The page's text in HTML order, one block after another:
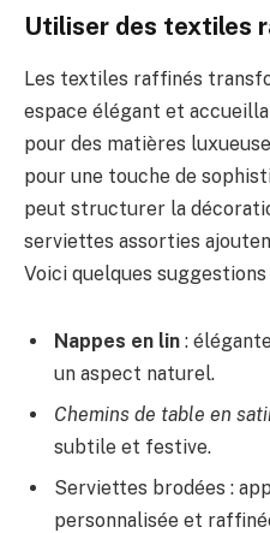
Utiliser des textiles
Les textiles raffinés
espace élégant et
pour des matières
pour une touche de
peut structurer la
serviettes assorties
Voici quelques
Nappes en lin :
un aspect naturel.
Chemins de table en
subtile et festive.
Serviettes brodées :
personnalisée et